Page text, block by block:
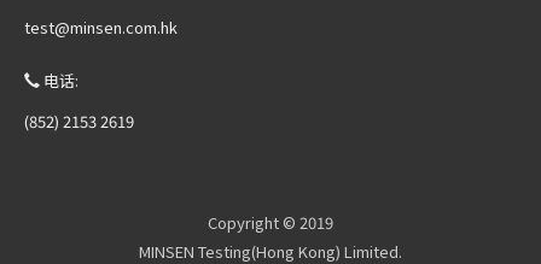
test@minsen.com.hk
电话:
(852) 2153 2619
Copyright © 2019
MINSEN Testing(Hong Kong) Limited.